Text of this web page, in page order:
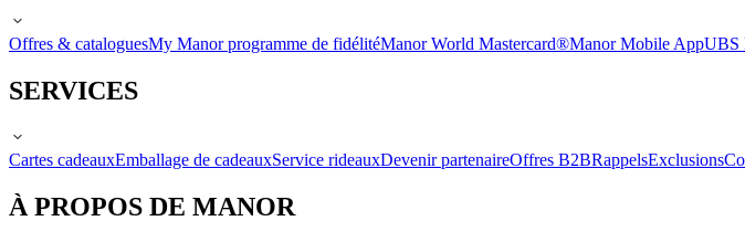
Offres & cataloguesMy Manor programme de fidélitéManor World Mastercard®Manor Mobile AppUBS
SERVICES
Cartes cadeauxEmballage de cadeauxService rideauxDevenir partenaireOffres B2BRappelsExclusions
À PROPOS DE MANOR